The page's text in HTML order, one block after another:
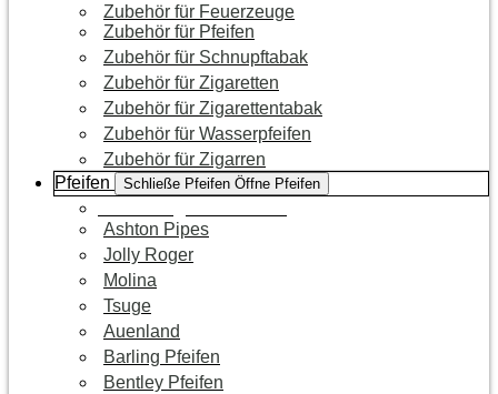
Zubehör für Feuerzeuge
Zubehör für Pfeifen
Zubehör für Schnupftabak
Zubehör für Zigaretten
Zubehör für Zigarettentabak
Zubehör für Wasserpfeifen
Zubehör für Zigarren
Pfeifen
Schließe Pfeifen Öffne Pfeifen
Ashton Pipes
Jolly Roger
Molina
Tsuge
Auenland
Barling Pfeifen
Bentley Pfeifen